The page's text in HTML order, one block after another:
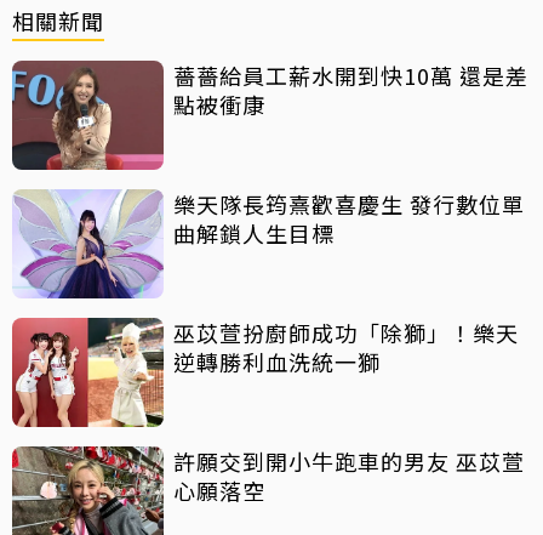
相關新聞
薔薔給員工薪水開到快10萬 還是差
點被衝康
樂天隊長筠熹歡喜慶生 發行數位單
曲解鎖人生目標
巫苡萱扮廚師成功「除獅」！樂天
逆轉勝利血洗統一獅
許願交到開小牛跑車的男友 巫苡萱
心願落空